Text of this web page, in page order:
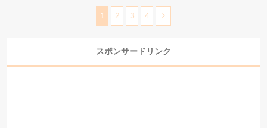
1 2 3 4
スポンサードリンク